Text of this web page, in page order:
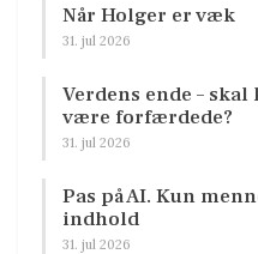
Når Holger er væk
31. jul 2026
Verdens ende –
være forfærdede?
31. jul 2026
Pas på AI. Kun
indhold
31. jul 2026